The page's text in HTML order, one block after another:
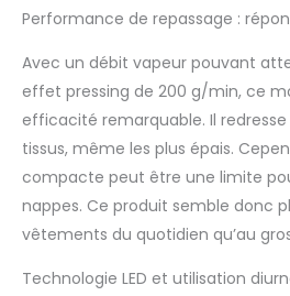
70
et
facile :
léger
avec
et
Performance de repassage :
Avec un débit vapeur pouvant
effet pressing de 200 g/min, ce
efficacité remarquable. Il
tissus, même les plus épais.
compacte peut être une limite
nappes. Ce produit semble donc
vêtements du quotidien qu’au
Technologie LED et utilisation